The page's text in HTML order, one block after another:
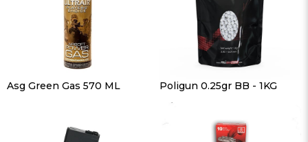
Asg Green Gas 570 ML Poligun 0.25gr BB - 1KG